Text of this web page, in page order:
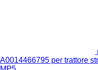
A0014466795 per trattore